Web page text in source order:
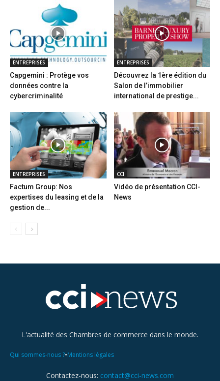
ENTREPRISES
Capgemini : Protège vos
données contre la
cybercriminalité
ENTREPRISES
Découvrez la 1ère édition du
Salon de l’immobilier
international de prestige...
ENTREPRISES
Factum Group: Nos
expertises du leasing et de la
gestion de...
CCI
Vidéo de présentation CCI-
News
L'actualité des Chambres de commerce dans le monde.
Qui sommes-nous ?•Mentions légales
Contactez-nous: contact@cci-news.com